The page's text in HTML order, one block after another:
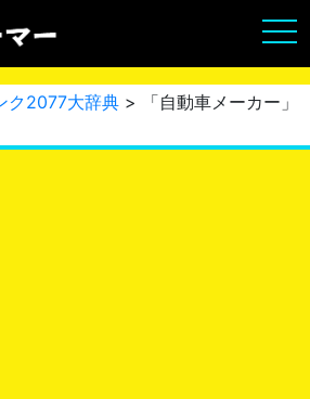
ク2077大辞典 > 「自動車メーカー」